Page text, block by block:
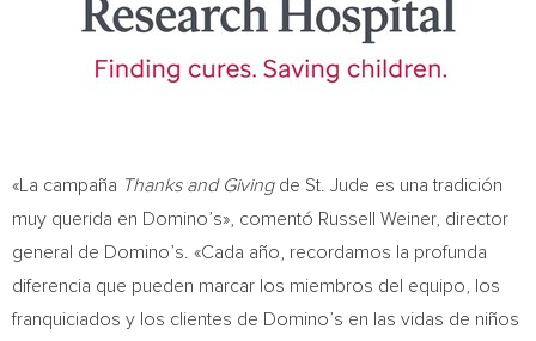
«La campaña Thanks and Giving de St. Jude es una tradición
muy querida en Domino’s», comentó Russell Weiner, director
general de Domino’s. «Cada año, recordamos la profunda
diferencia que pueden marcar los miembros del equipo, los
franquiciados y los clientes de Domino’s en las vidas de niños